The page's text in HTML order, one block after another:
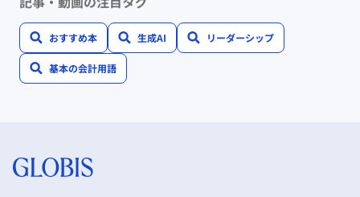
おすすめ本 生成AI リーダーシップ
基本の会計用語